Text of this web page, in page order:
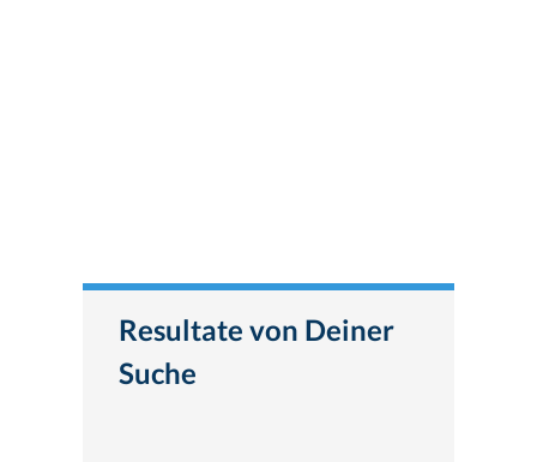
Resultate von Deiner
Suche